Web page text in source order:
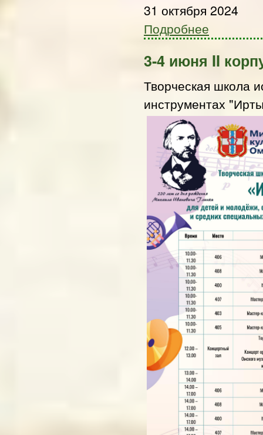
31 октября 2024
Подробнее
3-4 июня II
Творческая школа
инструментах